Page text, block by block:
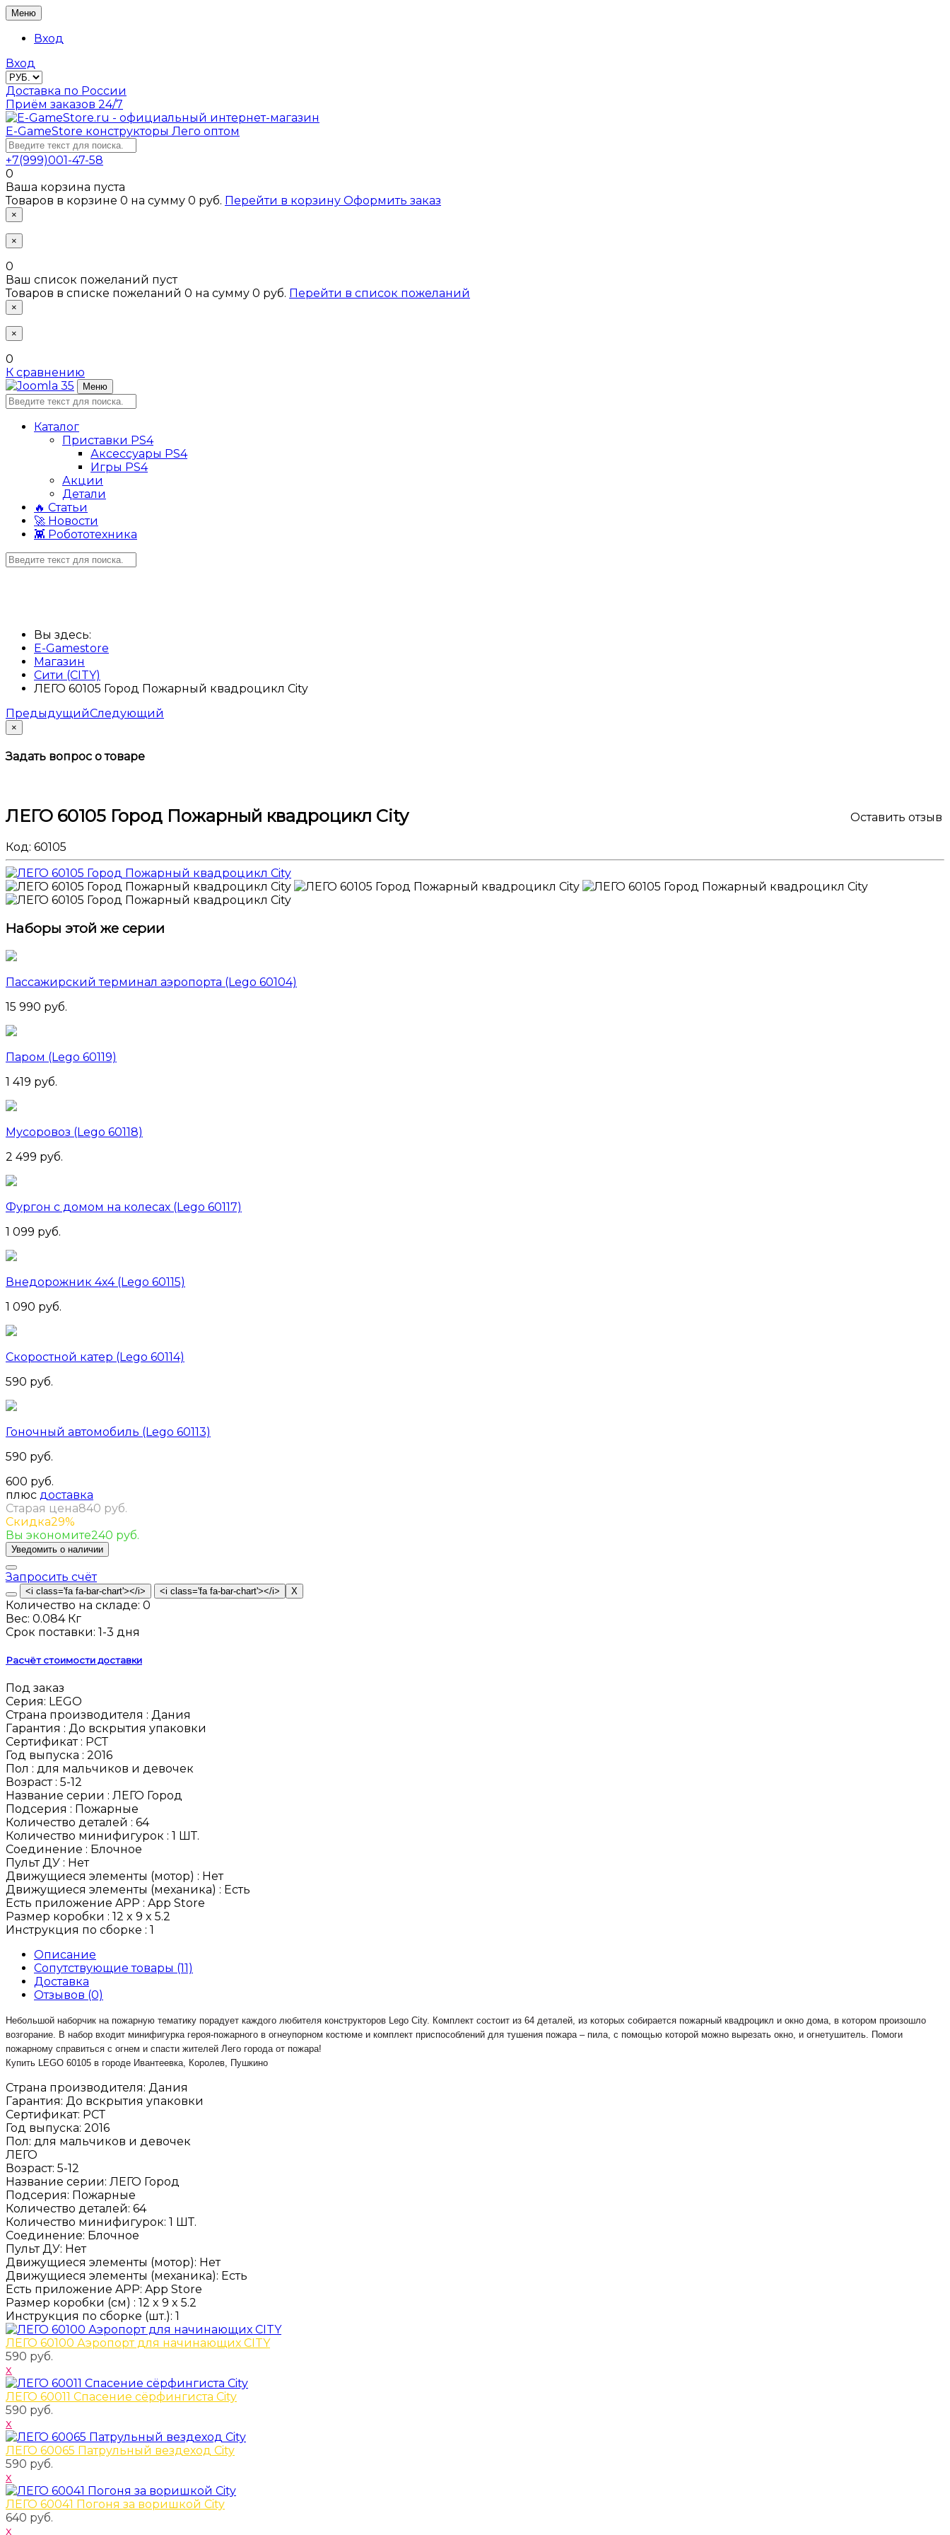
Меню
Вход
Вход
Доставка по России
Приём заказов 24/7
E-GameStore конструкторы Лего оптом
+7(999)001-47-58
0
Ваша корзина пуста
Товаров в корзине 0 на сумму 0 руб. Перейти в корзину Оформить заказ
×
×
0
Ваш список пожеланий пуст
Товаров в списке пожеланий 0 на сумму 0 руб. Перейти в список пожеланий
×
×
0
К сравнению
Меню
Каталог
Приставки PS4
Аксессуары PS4
Игры PS4
Акции
Детали
🔥 Статьи
🚀 Новости
👾 Робототехника
Вы здесь:
E-Gamestore
Магазин
Сити (CITY)
ЛЕГО 60105 Город Пожарный квадроцикл City
ПредыдущийСледующий
×
Задать вопрос о товаре
Оставить отзыв
ЛЕГО 60105 Город Пожарный квадроцикл City
Код: 60105
Наборы этой же серии
Пассажирский терминал аэропорта (Lego 60104)
15 990 руб.
Паром (Lego 60119)
1 419 руб.
Мусоровоз (Lego 60118)
2 499 руб.
Фургон с домом на колесах (Lego 60117)
1 099 руб.
Внедорожник 4x4 (Lego 60115)
1 090 руб.
Скоростной катер (Lego 60114)
590 руб.
Гоночный автомобиль (Lego 60113)
590 руб.
600 руб.
плюс доставка
Старая цена840 руб.
Скидка29%
Вы экономите240 руб.
Запросить счёт
Количество на складе: 0
Вес: 0.084 Кг
Срок поставки: 1-3 дня
Расчёт стоимости доставки
Под заказ
Серия: LEGO
Страна производителя : Дания
Гарантия : До вскрытия упаковки
Сертификат : РСТ
Год выпуска : 2016
Пол : для мальчиков и девочек
Возраст : 5-12
Название серии : ЛЕГО Город
Подсерия : Пожарные
Количество деталей : 64
Количество минифигурок : 1 ШТ.
Соединение : Блочное
Пульт ДУ : Нет
Движущиеся элементы (мотор) : Нет
Движущиеся элементы (механика) : Есть
Есть приложение APP : App Store
Размер коробки : 12 x 9 x 5.2
Инструкция по сборке : 1
Описание
Сопутствующие товары (11)
Доставка
Отзывов (0)
Небольшой наборчик на пожарную тематику порадует каждого любителя конструкторов Lego City. Комплект состоит из 64 деталей, из которых собирается пожарный квадроцикл и окно дома, в котором произошло
возгорание. В набор входит минифигурка героя-пожарного в огнеупорном костюме и комплект приспособлений для тушения пожара – пила, с помощью которой можно вырезать окно, и огнетушитель. Помоги
пожарному справиться с огнем и спасти жителей Лего города от пожара!
Купить LEGO 60105 в городе Ивантеевка, Королев, Пушкино
Страна производителя: Дания
Гарантия: До вскрытия упаковки
Сертификат: РСТ
Год выпуска: 2016
Пол: для мальчиков и девочек
ЛЕГО
Возраст: 5-12
Название серии: ЛЕГО Город
Подсерия: Пожарные
Количество деталей: 64
Количество минифигурок: 1 ШТ.
Соединение: Блочное
Пульт ДУ: Нет
Движущиеся элементы (мотор): Нет
Движущиеся элементы (механика): Есть
Есть приложение APP: App Store
Размер коробки (см) : 12 x 9 x 5.2
Инструкция по сборке (шт.): 1
ЛЕГО 60100 Аэропорт для начинающих CITY
590 руб.
x
ЛЕГО 60011 Спасение сёрфингиста City
590 руб.
x
ЛЕГО 60065 Патрульный вездеход City
590 руб.
x
ЛЕГО 60041 Погоня за воришкой City
640 руб.
x